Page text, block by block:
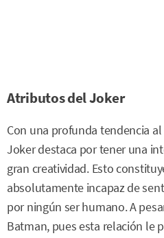
Atributos del Joker
Con una profunda tendencia
Joker destaca por tener una
gran creatividad. Esto
absolutamente incapaz de
por ningún ser humano. A
Batman, pues esta relación le